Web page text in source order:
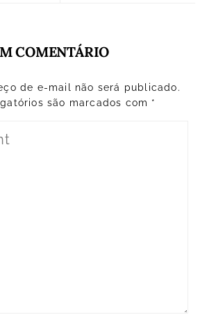
COMENTÁRIO
de e-mail não será publicado.
são marcados com *